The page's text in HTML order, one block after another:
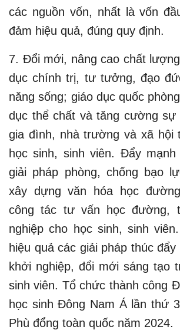
các nguồn vốn, nhất là vốn
đảm hiệu quả, đúng quy định.
7. Đổi mới, nâng cao chất
dục chính trị, tư tưởng, đạo
năng sống; giáo dục quốc
dục thể chất và tăng cường sự
gia đình, nhà trường và xã hội
học sinh, sinh viên. Đẩy
giải pháp phòng, chống bạo
xây dựng văn hóa học
công tác tư vấn học đường,
nghiệp cho học sinh, sinh
hiệu quả các giải pháp thúc
khởi nghiệp, đổi mới sáng tạo
sinh viên. Tổ chức thành công
học sinh Đông Nam Á lần thứ
Phù đổng toàn quốc năm 2024.